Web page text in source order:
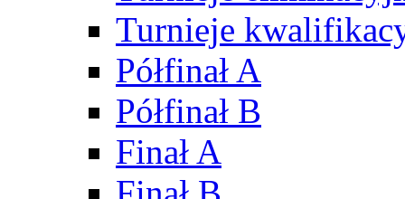
Turnieje
Półfinał A
Półfinał B
Finał A